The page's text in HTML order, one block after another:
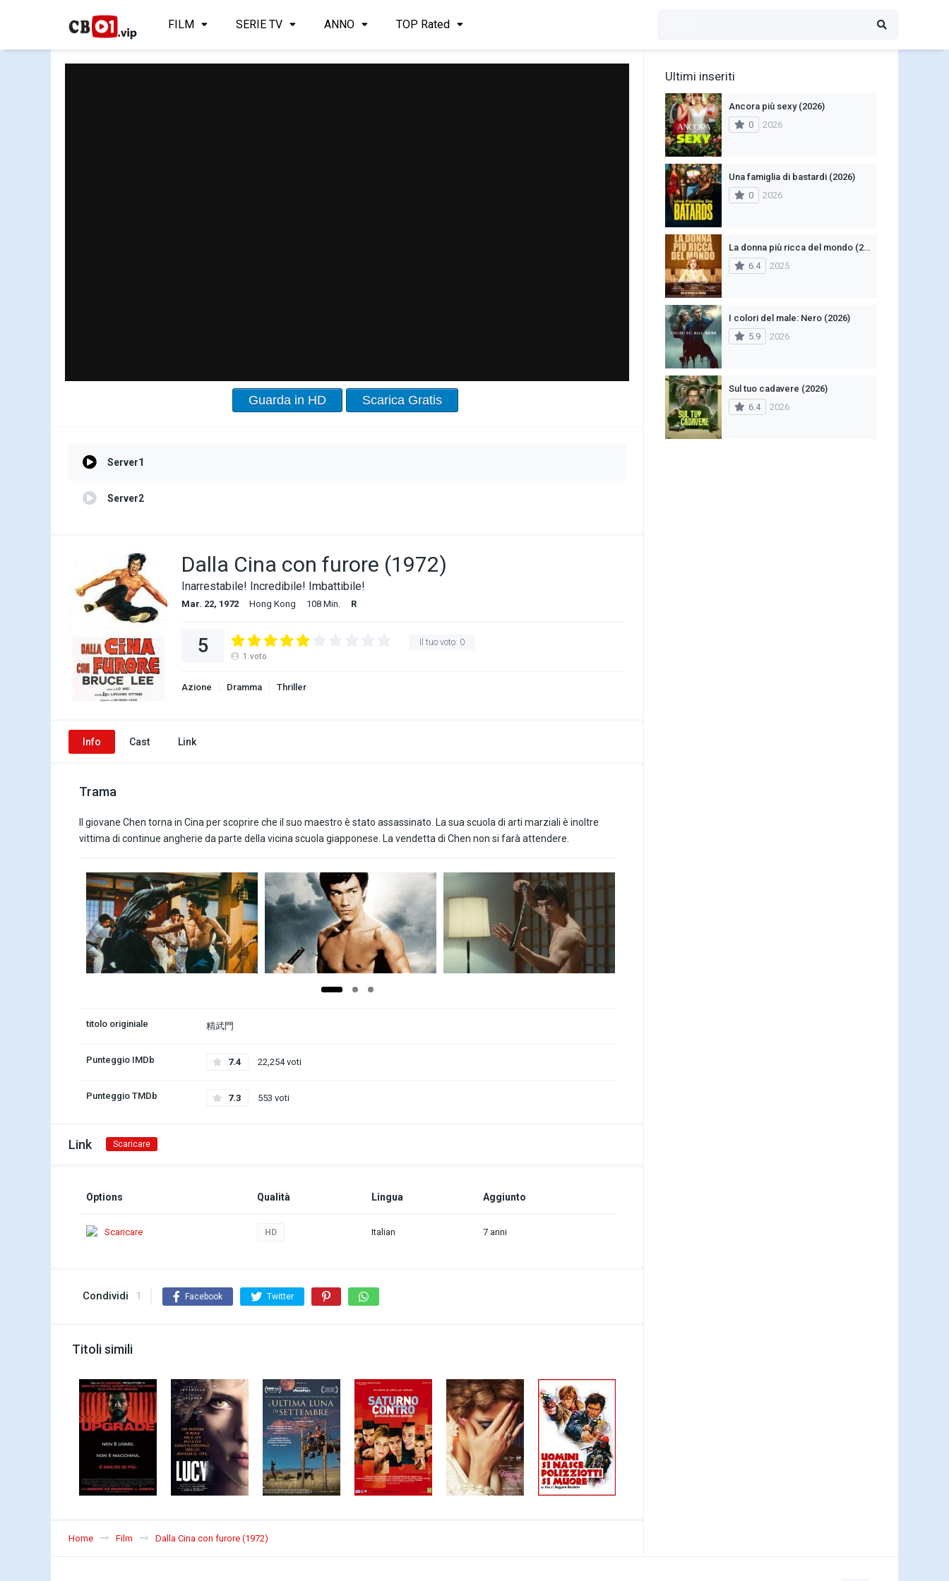
FILM SERIE TV ANNO TOP Rated
Guarda in HD Scarica Gratis
Server1
Server2
Dalla Cina con furore (1972)
Inarrestabile! Incredibile! Imbattibile!
Mar. 22, 1972 Hong Kong 108 Min. R
Il tuo voto: 0
5 1 voto
Azione Dramma Thriller
Info Cast Link
Trama
Il giovane Chen torna in Cina per scoprire che il suo maestro è stato assassinato. La sua scuola di arti marziali è inoltre
vittima di continue angherie da parte della vicina scuola giapponese. La vendetta di Chen non si farà attendere.
titolo originiale 精武門
Punteggio IMDb 7.4 22,254 voti
Punteggio TMDb 7.3 553 voti
Link Scaricare
Options Qualità Lingua Aggiunto
Scaricare HD Italian 7 anni
Condividi 1 Facebook Twitter
Titoli simili
Home Film Dalla Cina con furore (1972)
Ultimi inseriti
Ancora più sexy (2026)
0
2026
Una famiglia di bastardi (2026)
0
2026
La donna più ricca del mondo (2025)
6.4
2025
I colori del male: Nero (2026)
5.9
2026
Sul tuo cadavere (2026)
6.4
2026